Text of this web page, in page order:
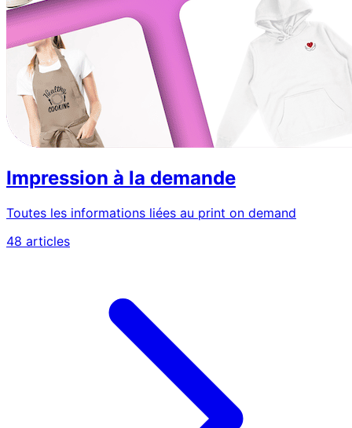
Impression à la demande
Toutes les informations liées au print on demand
48 articles